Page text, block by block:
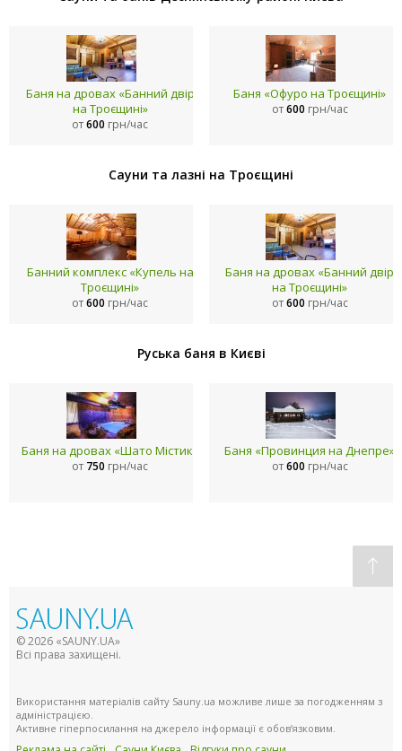
Баня на дровах «Банний двір
на Троєщині»
от600 грн/час
Баня «Офуро на Троєщині»
от600 грн/час
Сауни та лазні на Троєщині
Банний комплекс «Купель на
Троєщині»
от600 грн/час
Баня на дровах «Банний двір
на Троєщині»
от600 грн/час
Руська баня в Києві
Баня на дровах «Шато Містик»
от 750 грн/час
Баня «Провинция на Днепре»
от600 грн/час
© 2026 «SAUNY.UA»
Всі права захищені.
Використання матеріалів сайту Sauny.ua можливе лише за погодженням з
адміністрацією.
Активне гіперпосилання на джерело інформації є обов’язковим.